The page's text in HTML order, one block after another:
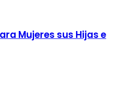
Mujeres sus Hijas e